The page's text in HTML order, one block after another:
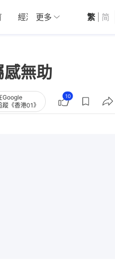
經濟 01深圳 觀點
更多 繁 简
無助
Google
蹤《香港01》
10